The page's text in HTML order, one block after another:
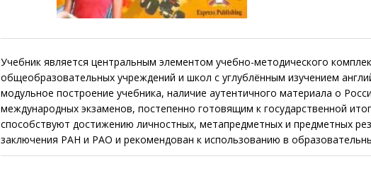
Учебник является центральным элементом учебно-методического
общеобразовательных учреждений и школ с углублённым изучением
модульное построение учебника, наличие аутентичного материала о
международных экзаменов, постепенно готовящим к государственной
способствуют достижению личностных, метапредметных и предметных
заключения РАН и РАО и рекомендован к использованию в